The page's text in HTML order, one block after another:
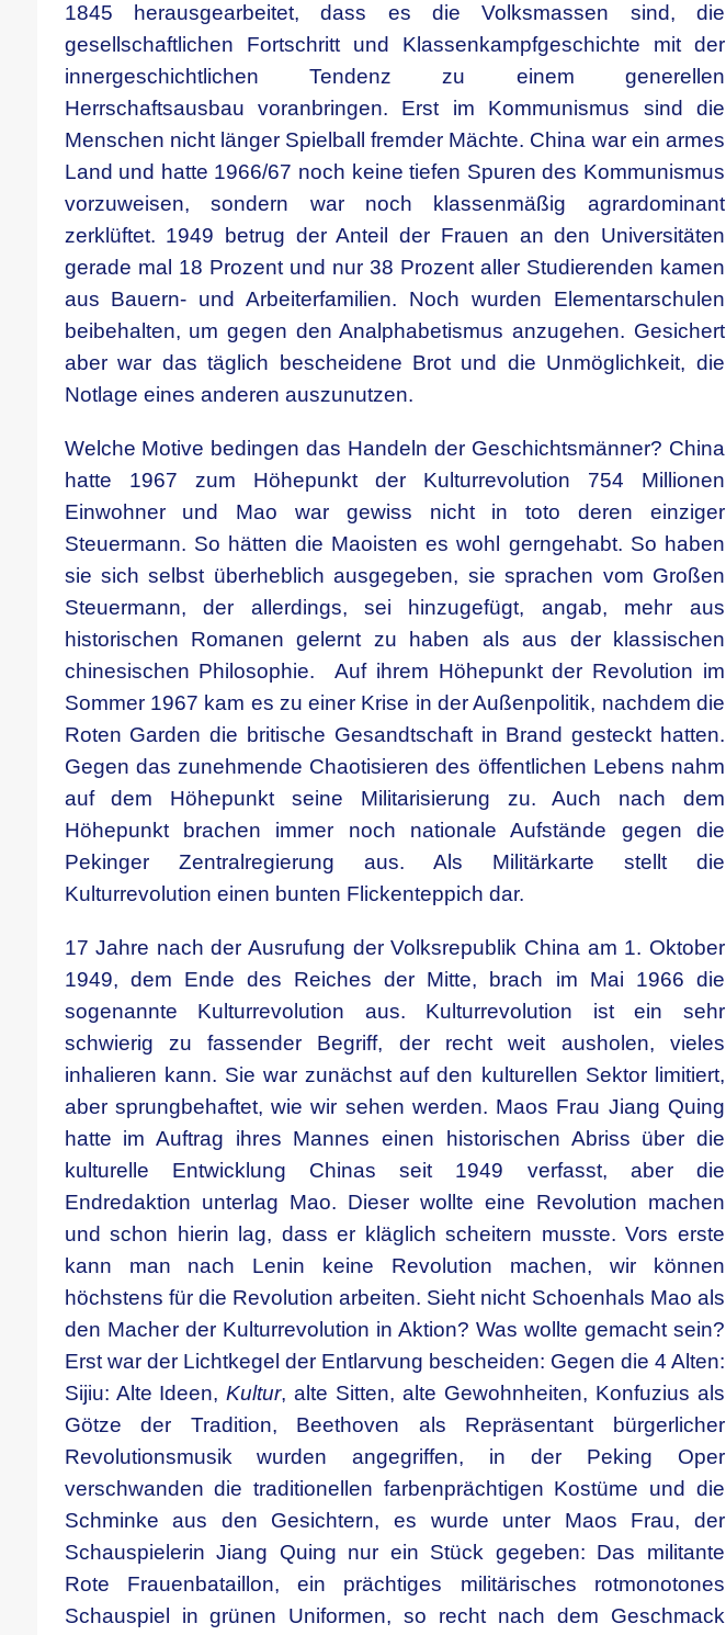
1845 herausgearbeitet, dass es die Volksmassen sind, die
gesellschaftlichen Fortschritt und Klassenkampfgeschichte mit der
innergeschichtlichen Tendenz zu einem generellen
Herrschaftsausbau voranbringen. Erst im Kommunismus sind die
Menschen nicht länger Spielball fremder Mächte. China war ein armes
Land und hatte 1966/67 noch keine tiefen Spuren des Kommunismus
vorzuweisen, sondern war noch klassenmäßig agrardominant
zerklüftet. 1949 betrug der Anteil der Frauen an den Universitäten
gerade mal 18 Prozent und nur 38 Prozent aller Studierenden kamen
aus Bauern- und Arbeiterfamilien. Noch wurden Elementarschulen
beibehalten, um gegen den Analphabetismus anzugehen. Gesichert
aber war das täglich bescheidene Brot und die Unmöglichkeit, die
Notlage eines anderen auszunutzen.
Welche Motive bedingen das Handeln der Geschichtsmänner? China
hatte 1967 zum Höhepunkt der Kulturrevolution 754 Millionen
Einwohner und Mao war gewiss nicht in toto deren einziger
Steuermann. So hätten die Maoisten es wohl gerngehabt. So haben
sie sich selbst überheblich ausgegeben, sie sprachen vom Großen
Steuermann, der allerdings, sei hinzugefügt, angab, mehr aus
historischen Romanen gelernt zu haben als aus der klassischen
chinesischen Philosophie. Auf ihrem Höhepunkt der Revolution im
Sommer 1967 kam es zu einer Krise in der Außenpolitik, nachdem die
Roten Garden die britische Gesandtschaft in Brand gesteckt hatten.
Gegen das zunehmende Chaotisieren des öffentlichen Lebens nahm
auf dem Höhepunkt seine Militarisierung zu. Auch nach dem
Höhepunkt brachen immer noch nationale Aufstände gegen die
Pekinger Zentralregierung aus. Als Militärkarte stellt die
Kulturrevolution einen bunten Flickenteppich dar.
17 Jahre nach der Ausrufung der Volksrepublik China am 1. Oktober
1949, dem Ende des Reiches der Mitte, brach im Mai 1966 die
sogenannte Kulturrevolution aus. Kulturrevolution ist ein sehr
schwierig zu fassender Begriff, der recht weit ausholen, vieles
inhalieren kann. Sie war zunächst auf den kulturellen Sektor limitiert,
aber sprungbehaftet, wie wir sehen werden. Maos Frau Jiang Quing
hatte im Auftrag ihres Mannes einen historischen Abriss über die
kulturelle Entwicklung Chinas seit 1949 verfasst, aber die
Endredaktion unterlag Mao. Dieser wollte eine Revolution machen
und schon hierin lag, dass er kläglich scheitern musste. Vors erste
kann man nach Lenin keine Revolution machen, wir können
höchstens für die Revolution arbeiten. Sieht nicht Schoenhals Mao als
den Macher der Kulturrevolution in Aktion? Was wollte gemacht sein?
Erst war der Lichtkegel der Entlarvung bescheiden: Gegen die 4 Alten:
Sijiu: Alte Ideen,Kultur, alte Sitten, alte Gewohnheiten, Konfuzius als
Götze der Tradition, Beethoven als Repräsentant bürgerlicher
Revolutionsmusik wurden angegriffen, in der Peking Oper
verschwanden die traditionellen farbenprächtigen Kostüme und die
Schminke aus den Gesichtern, es wurde unter Maos Frau, der
Schauspielerin Jiang Quing nur ein Stück gegeben: Das militante
Rote Frauenbataillon, ein prächtiges militärisches rotmonotones
Schauspiel in grünen Uniformen, so recht nach dem Geschmack